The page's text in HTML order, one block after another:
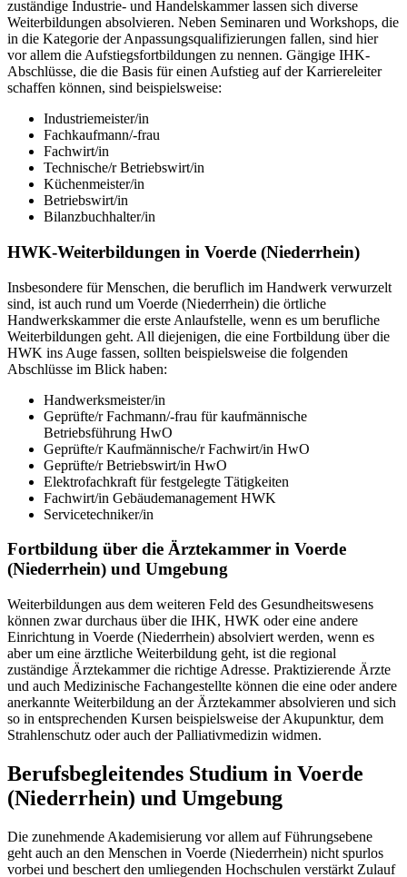
zuständige Industrie- und Handelskammer lassen sich diverse
Weiterbildungen absolvieren. Neben Seminaren und Workshops, die
in die Kategorie der Anpassungsqualifizierungen fallen, sind hier
vor allem die Aufstiegsfortbildungen zu nennen. Gängige IHK-
Abschlüsse, die die Basis für einen Aufstieg auf der Karriereleiter
schaffen können, sind beispielsweise:
Industriemeister/in
Fachkaufmann/-frau
Fachwirt/in
Technische/r Betriebswirt/in
Küchenmeister/in
Betriebswirt/in
Bilanzbuchhalter/in
HWK-Weiterbildungen in Voerde (Niederrhein)
Insbesondere für Menschen, die beruflich im Handwerk verwurzelt
sind, ist auch rund um Voerde (Niederrhein) die örtliche
Handwerkskammer die erste Anlaufstelle, wenn es um berufliche
Weiterbildungen geht. All diejenigen, die eine Fortbildung über die
HWK ins Auge fassen, sollten beispielsweise die folgenden
Abschlüsse im Blick haben:
Handwerksmeister/in
Geprüfte/r Fachmann/-frau für kaufmännische
Betriebsführung HwO
Geprüfte/r Kaufmännische/r Fachwirt/in HwO
Geprüfte/r Betriebswirt/in HwO
Elektrofachkraft für festgelegte Tätigkeiten
Fachwirt/in Gebäudemanagement HWK
Servicetechniker/in
Fortbildung über die Ärztekammer in Voerde
(Niederrhein) und Umgebung
Weiterbildungen aus dem weiteren Feld des Gesundheitswesens
können zwar durchaus über die IHK, HWK oder eine andere
Einrichtung in Voerde (Niederrhein) absolviert werden, wenn es
aber um eine ärztliche Weiterbildung geht, ist die regional
zuständige Ärztekammer die richtige Adresse. Praktizierende Ärzte
und auch Medizinische Fachangestellte können die eine oder andere
anerkannte Weiterbildung an der Ärztekammer absolvieren und sich
so in entsprechenden Kursen beispielsweise der Akupunktur, dem
Strahlenschutz oder auch der Palliativmedizin widmen.
Berufsbegleitendes Studium in Voerde
(Niederrhein) und Umgebung
Die zunehmende Akademisierung vor allem auf Führungsebene
geht auch an den Menschen in Voerde (Niederrhein) nicht spurlos
vorbei und beschert den umliegenden Hochschulen verstärkt Zulauf